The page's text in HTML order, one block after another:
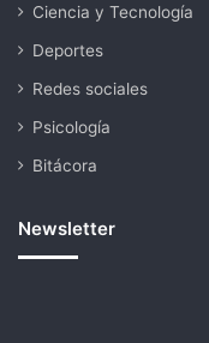
Ciencia y Tecnología
Deportes
Redes sociales
Psicología
Bitácora
Newsletter